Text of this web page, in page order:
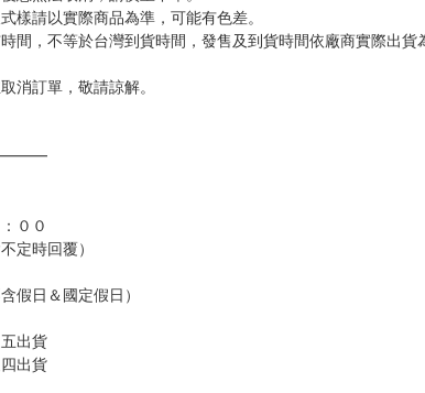
內未有任何反應，將直接加入黑名單，還請下單後準時取貨。
公布為主。
版，還請注意。
影拍照存證，以保障買賣家雙方權益。
恕無法取消，請慎重下單。
樣請以實際商品為準，可能有色差。
消訂單，敬請諒解。